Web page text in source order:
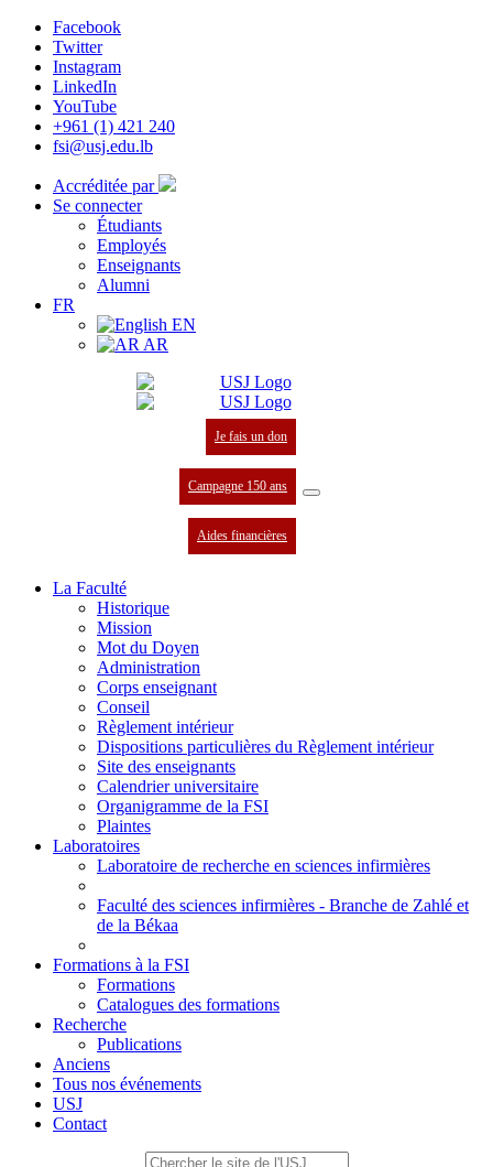
Facebook
Twitter
Instagram
LinkedIn
YouTube
+961 (1) 421 240
fsi@usj.edu.lb
Accréditée par
Se connecter
Étudiants
Employés
Enseignants
Alumni
FR
EN
AR
Je fais un don
Campagne 150 ans
Aides financières
La Faculté
Historique
Mission
Mot du Doyen
Administration
Corps enseignant
Conseil
Règlement intérieur
Dispositions particulières du Règlement intérieur
Site des enseignants
Calendrier universitaire
Organigramme de la FSI
Plaintes
Laboratoires
Laboratoire de recherche en sciences infirmières
Faculté des sciences infirmières - Branche de Zahlé et
de la Békaa
Formations à la FSI
Formations
Catalogues des formations
Recherche
Publications
Anciens
Tous nos événements
USJ
Contact